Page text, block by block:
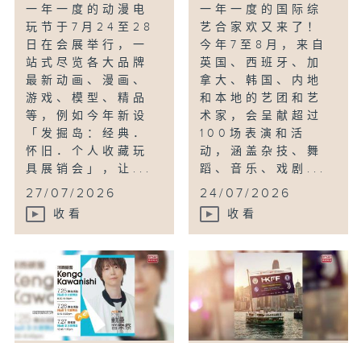
一年一度的动漫电
玩节于7月24至28
日在会展举行，一
站式尽览各大品牌
最新动画、漫画、
游戏、模型、精品
等，例如今年新设
「发掘岛：经典．
怀旧．个人收藏玩
具展销会」，让...
27/07/2026
收看
一年一度的国际综
艺合家欢又来了！
今年7至8月，来自
英国、西班牙、加
拿大、韩国、内地
和本地的艺团和艺
术家，会呈献超过
100场表演和活
动，涵盖杂技、舞
蹈、音乐、戏剧...
24/07/2026
收看